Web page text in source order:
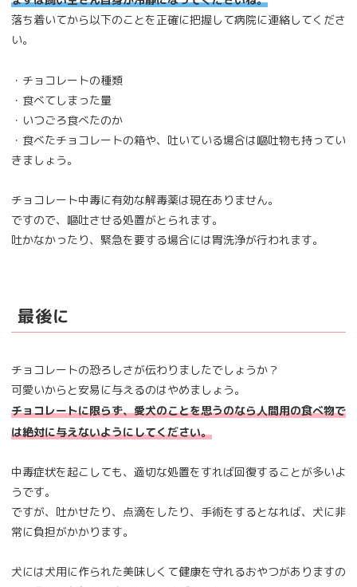
落ち着いてから以下のことを正確に把握して病院に連絡してくださ
い。
・チョコレートの種類
・食べてしまった量
・いつごろ食べたのか
・食べたチョコレートの箱や、吐いている場合は嘔吐物も持ってい
きましょう。
チョコレート中毒に有効な解毒薬は現在ありません。
ですので、嘔吐させる処置がとられます。
吐かなかったり、緊急を要する場合には胃洗浄が行われます。
最後に
チョコレートの恐ろしさが伝わりましたでしょうか？
可愛いからと安易に与えるのはやめましょう。
チョコレートに限らず、愛犬のことを思うのなら人間用の食べ物で
は絶対に与えないようにしてください。
中毒症状を起こしても、適切な処置をすれば回復することが多いよ
うです。
ですが、吐かせたり、点滴をしたり、手術をするとなれば、犬に非
常に負担がかかります。
犬には犬用に作られた美味しくて健康を守れるおやつがありますの